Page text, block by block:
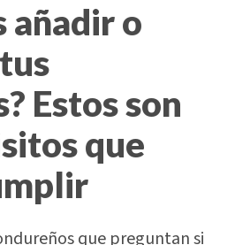
añadir o
Estos son
que
que preguntan si